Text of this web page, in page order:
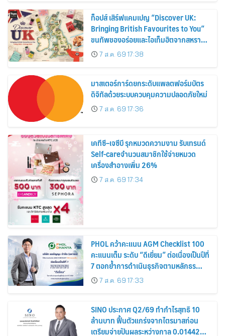
ท็อปส์ เสิร์ฟแคมเปญ “Discover UK:
Bringing British Favourites to You”
ขนทัพของอร่อยและไอเท็มฮิตจากสหราช
อาณาจักร ส่งตรงถึงมือตั้งแต่วันนี้ – 18
สิงหาคมนี้
7 ส.ค. 69 17:38
มาสเตอร์การ์ดยกระดับแพลตฟอร์มบัตร
ดิจิทัลด้วยระบบควบคุมความปลอดภัยใหม่
7 ส.ค. 69 17:36
เคทีซี–เจซีบี รุกหมวดความงาม รับเทรนด์
Self-careจำนวนสมาชิกใช้จ่ายหมวด
เครื่องสำอางเพิ่ม 26%
7 ส.ค. 69 17:34
PHOL คว้าคะแนน AGM Checklist 100
คะแนนเต็ม ระดับ “ดีเยี่ยม” ต่อเนื่องเป็นปีที่
7 ตอกย้ำการดำเนินธุรกิจตามหลักธร
รมาภิบาล โปร่งใส สร้างความเชื่อมั่นผู้ถือ
หุ้น
7 ส.ค. 69 17:33
SINO ประกาศ Q2/69 ทำกำไรสุทธิ 10
ล้านบาท ฟื้นตัวแกร่งจากไตรมาสก่อน
เตรียมจ่ายปันผลระหว่างกาล 0.014423